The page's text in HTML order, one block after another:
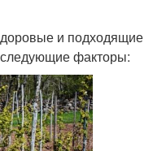
и подходящие
факторы: